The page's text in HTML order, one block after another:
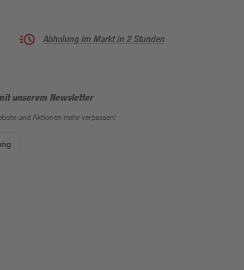
Abholung im Markt in 2 Stunden
unserem Newsletter
und Aktionen mehr verpassen!